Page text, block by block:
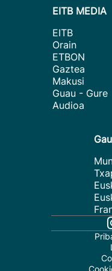
EITB MEDIA
EITB
Orain
ETBON
Gaztea
Makusi
Guau - Gure
Audioa